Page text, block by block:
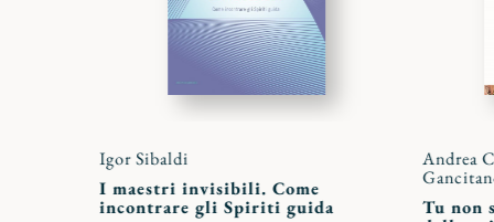
Igor Sibaldi
I maestri invisibili. Come
incontrare gli Spiriti guida
Andrea
Tu non